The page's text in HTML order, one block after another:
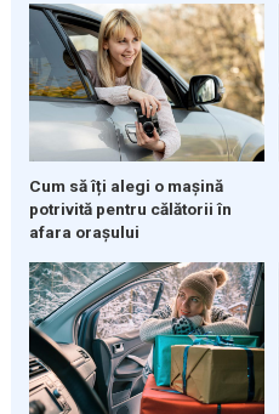
Cum să îți alegi o mașină
potrivită pentru călătorii în
afara orașului